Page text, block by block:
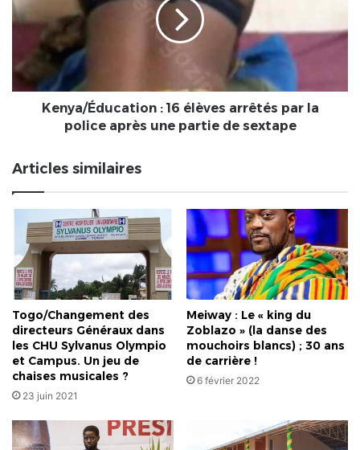
16
élèves
la
police
sextape
Kenya/Éducation : 16 élèves arrêtés par la
police après une partie de sextape
Articles similaires
Togo/Changement des
directeurs Généraux dans
les CHU Sylvanus Olympio
et Campus. Un jeu de
chaises musicales ?
23 juin 2021
Meiway : Le « king du
Zoblazo » (la danse des
mouchoirs blancs) ; 30 ans
de carrière !
6 février 2022